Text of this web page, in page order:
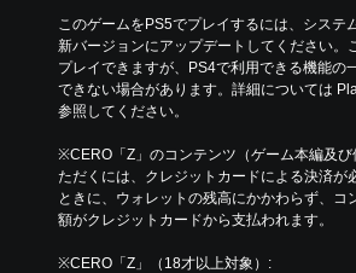
このゲームをPS5でプレイするには、システ
新バージョンにアップデートしてください。
プレイできますが、PS4で利用できる機能の
できない場合があります。詳細については
参照してください。
※CERO「Z」のコンテンツ（ゲーム本編及
ただくには、クレジットカードによる決済が
ときに、ウォレットの残高にかかわらず、コ
額がクレジットカードから支払われます。
※CERO「Z」（18才以上対象）: